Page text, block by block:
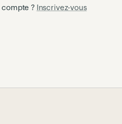
compte ? Inscrivez-vous